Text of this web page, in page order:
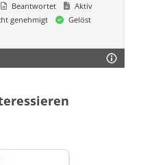
Beantwortet
Aktiv
genehmigt
Gelöst